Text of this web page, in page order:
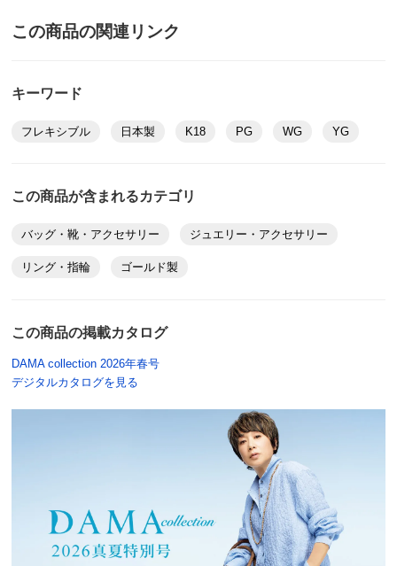
この商品の関連リンク
キーワード
フレキシブル 日本製 K18 PG WG YG
この商品が含まれるカテゴリ
バッグ・靴・アクセサリー ジュエリー・アクセサリー
リング・指輪 ゴールド製
この商品の掲載カタログ
DAMA collection 2026年春号
デジタルカタログを見る